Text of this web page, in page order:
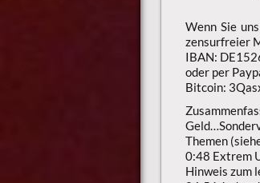
Wenn Sie
zensurfreier
IBAN:
oder per
Bitcoin:
Themen
0:48 Extrem
Hinweis zum